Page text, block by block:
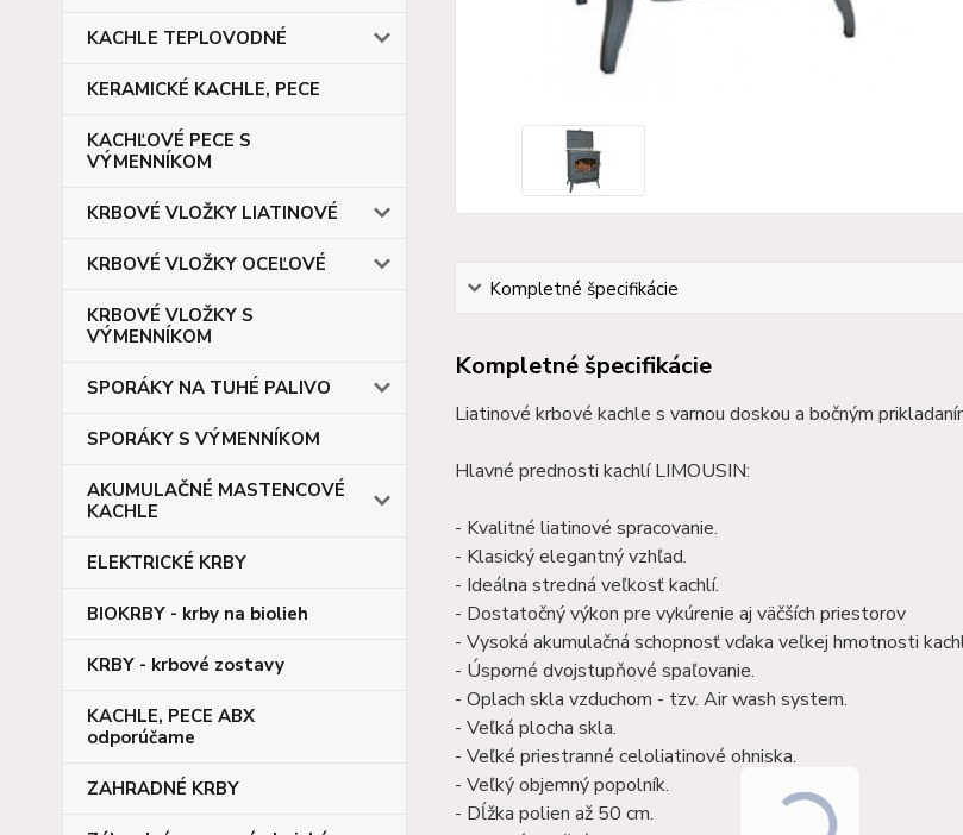
KACHLE TEPLOVODNÉ
KERAMICKÉ KACHLE, PECE
KACHĽOVÉ PECE S
VÝMENNÍKOM
KRBOVÉ VLOŽKY LIATINOVÉ
KRBOVÉ VLOŽKY OCEĽOVÉ
KRBOVÉ VLOŽKY S
VÝMENNÍKOM
SPORÁKY NA TUHÉ PALIVO
SPORÁKY S VÝMENNÍKOM
AKUMULAČNÉ MASTENCOVÉ
KACHLE
ELEKTRICKÉ KRBY
BIOKRBY - krby na biolieh
KRBY - krbové zostavy
KACHLE, PECE ABX
odporúčame
ZAHRADNÉ KRBY
Kompletné špecifikácie
Kompletné špecifikácie
Liatinové krbové kachle s varnou doskou a bočným
Hlavné prednosti kachlí LIMOUSIN:
- Kvalitné liatinové spracovanie.
- Klasický elegantný vzhľad.
- Ideálna stredná veľkosť kachlí.
- Dostatočný výkon pre vykúrenie aj väčších priestorov
- Vysoká akumulačná schopnosť vďaka veľkej hmotnosti
- Úsporné dvojstupňové spaľovanie.
- Oplach skla vzduchom - tzv. Air wash system.
- Veľká plocha skla.
- Veľké priestranné celoliatinové ohniska.
- Veľký objemný popolník.
- Dĺžka polien až 50 cm.